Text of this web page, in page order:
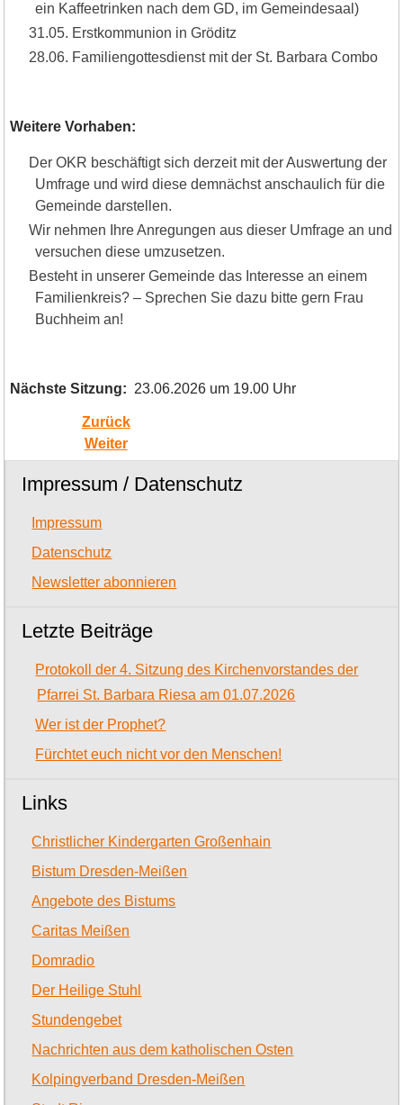
ein Kaffeetrinken nach dem GD, im Gemeindesaal)
31.05. Erstkommunion in Gröditz
28.06. Familiengottesdienst mit der St. Barbara Combo
Weitere Vorhaben:
Der OKR beschäftigt sich derzeit mit der Auswertung der
Umfrage und wird diese demnächst anschaulich für die
Gemeinde darstellen.
Wir nehmen Ihre Anregungen aus dieser Umfrage an und
versuchen diese umzusetzen.
Besteht in unserer Gemeinde das Interesse an einem
Familienkreis? – Sprechen Sie dazu bitte gern Frau
Buchheim an!
Nächste Sitzung: 23.06.2026 um 19.00 Uhr
Zurück
Weiter
Impressum / Datenschutz
Impressum
Datenschutz
Newsletter abonnieren
Letzte Beiträge
Protokoll der 4. Sitzung des Kirchenvorstandes der
Pfarrei St. Barbara Riesa am 01.07.2026
Wer ist der Prophet?
Fürchtet euch nicht vor den Menschen!
Links
Christlicher Kindergarten Großenhain
Bistum Dresden-Meißen
Angebote des Bistums
Caritas Meißen
Domradio
Der Heilige Stuhl
Stundengebet
Nachrichten aus dem katholischen Osten
Kolpingverband Dresden-Meißen